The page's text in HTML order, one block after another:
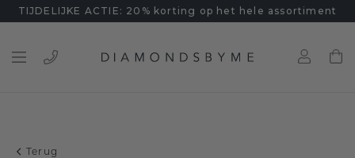
TIJDELIJKE ACTIE: 20% korting op het hele assortiment
Terug